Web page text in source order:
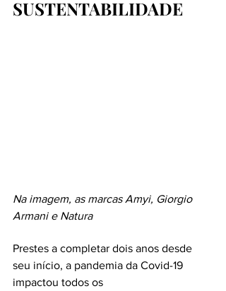
SUSTENTABILIDADE
Na imagem, as marcas Amyi, Giorgio
Armani e Natura
Prestes a completar dois anos desde
seu início, a pandemia da Covid-19
impactou todos os